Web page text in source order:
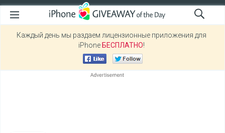
Каждый день мы раздаем лицензионные приложения для
iPhone БЕСПЛАТНО!